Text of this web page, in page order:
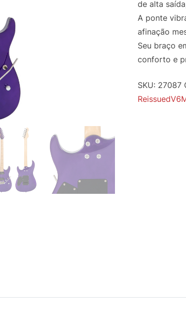
de alta
A ponte
afinação
Seu braço
conforto e
SKU: 27087